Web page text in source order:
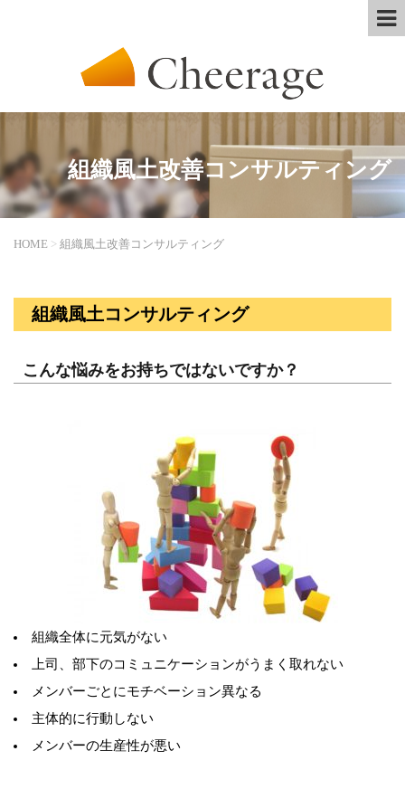
組織風土改善コンサルティング
HOME > 組織風土改善コンサルティング
組織風土コンサルティング
こんな悩みをお持ちではないですか？
組織全体に元気がない
上司、部下のコミュニケーションがうまく取れない
メンバーごとにモチベーション異なる
主体的に行動しない
メンバーの生産性が悪い